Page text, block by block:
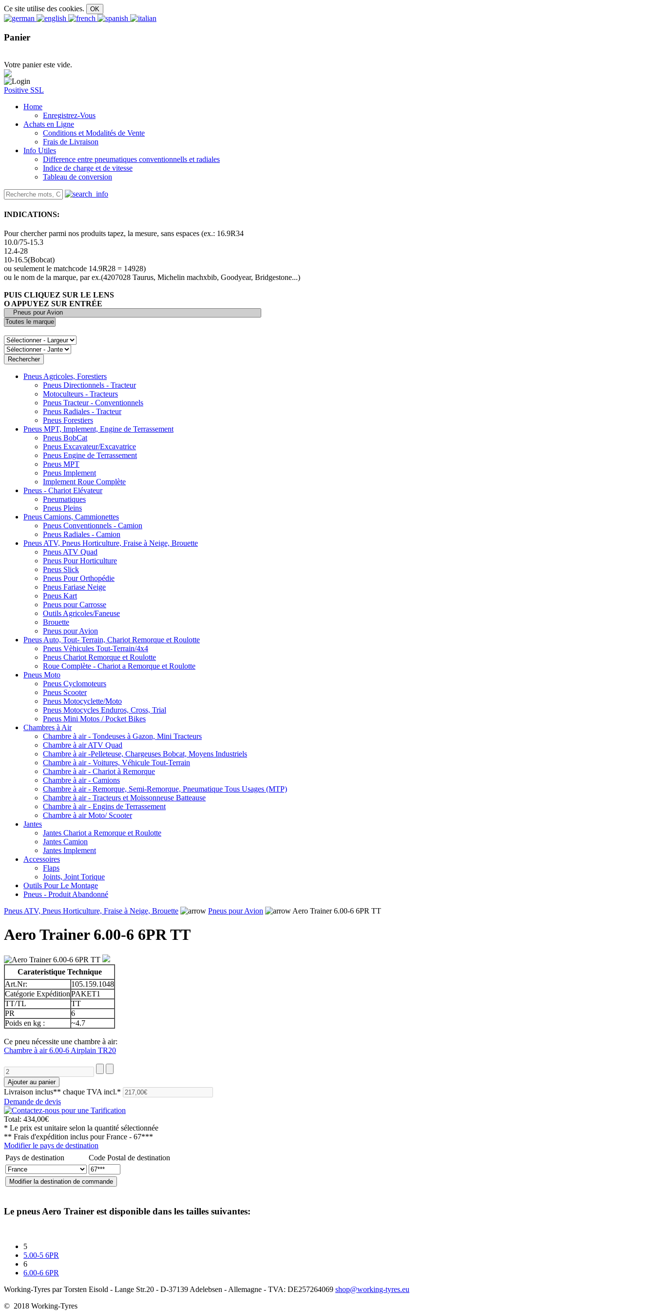
Ce site utilise des cookies.
Panier
Votre panier este vide.
Positive SSL
Home
Enregistrez-Vous
Achats en Ligne
Conditions et Modalités de Vente
Frais de Livraison
Info Utiles
Difference entre pneumatiques conventionnells et radiales
Indice de charge et de vitesse
Tableau de conversion
INDICATIONS:
Pour chercher parmi nos produits tapez, la mesure, sans espaces (ex.: 16.9R34
10.0/75-15.3
12.4-28
10-16.5(Bobcat)
ou seulement le matchcode 14.9R28 = 14928)
ou le nom de la marque, par ex.(4207028 Taurus, Michelin machxbib, Goodyear, Bridgestone...)
PUIS CLIQUEZ SUR LE LENS
O APPUYEZ SUR ENTRÉE
Pneus Agricoles, Forestiers
Pneus Directionnels - Tracteur
Motoculteurs - Tracteurs
Pneus Tracteur - Conventionnels
Pneus Radiales - Tracteur
Pneus Forestiers
Pneus MPT, Implement, Engine de Terrassement
Pneus BobCat
Pneus Excavateur/Excavatrice
Pneus Engine de Terrassement
Pneus MPT
Pneus Implement
Implement Roue Complète
Pneus - Chariot Elévateur
Pneumatiques
Pneus Pleins
Pneus Camions, Cammionettes
Pneus Conventionnels - Camion
Pneus Radiales - Camion
Pneus ATV, Pneus Horticulture, Fraise à Neige, Brouette
Pneus ATV Quad
Pneus Pour Horticulture
Pneus Slick
Pneus Pour Orthopédie
Pneus Fariase Neige
Pneus Kart
Pneus pour Carrosse
Outils Agricoles/Faneuse
Brouette
Pneus pour Avion
Pneus Auto, Tout- Terrain, Chariot Remorque et Roulotte
Pneus Vèhicules Tout-Terrain/4x4
Pneus Chariot Remorque et Roulotte
Roue Complète - Chariot a Remorque et Roulotte
Pneus Moto
Pneus Cyclomoteurs
Pneus Scooter
Pneus Motocyclette/Moto
Pneus Motocycles Enduros, Cross, Trial
Pneus Mini Motos / Pocket Bikes
Chambres à Air
Chambre à air - Tondeuses à Gazon, Mini Tracteurs
Chambre à air ATV Quad
Chambre à air -Pelleteuse, Chargeuses Bobcat, Moyens Industriels
Chambre à air - Voitures, Véhicule Tout-Terrain
Chambre à air - Chariot à Remorque
Chambre à air - Camions
Chambre à air - Remorque, Semi-Remorque, Pneumatique Tous Usages (MTP)
Chambre à air - Tracteurs et Moissonneuse Batteause
Chambre à air - Engins de Terrassement
Chambre à air Moto/ Scooter
Jantes
Jantes Chariot a Remorque et Roulotte
Jantes Camion
Jantes Implement
Accessoires
Flaps
Joints, Joint Torique
Outils Pour Le Montage
Pneus - Produit Abandonné
Pneus ATV, Pneus Horticulture, Fraise à Neige, Brouette
Pneus pour Avion Aero Trainer 6.00-6 6PR TT
Aero Trainer 6.00-6 6PR TT
Carateristique Technique
Art.Nr:
105.159.1048
Catégorie ExpéditionPAKET1
TT/TL
TT
PR
6
Poids en kg :
~4.7
Ce pneu nécessite une chambre à air:
Chambre à air 6.00-6 Airplain TR20
Livraison inclus** chaque TVA incl.*
Demande de devis
Total: 434,00€
* Le prix est unitaire selon la quantité sélectionnée
** Frais d'expédition inclus pourFrance - 67***
Modifier le pays de destination
Pays de destination
Code Postal de destination
Le pneus Aero Trainer est disponible dans les tailles suivantes:
5
5.00-5 6PR
6
6.00-6 6PR
Working-Tyres par Torsten Eisold - Lange Str.20 - D-37139 Adelebsen - Allemagne - TVA: DE257264069 shop@working-tyres.eu
© 2018 Working-Tyres